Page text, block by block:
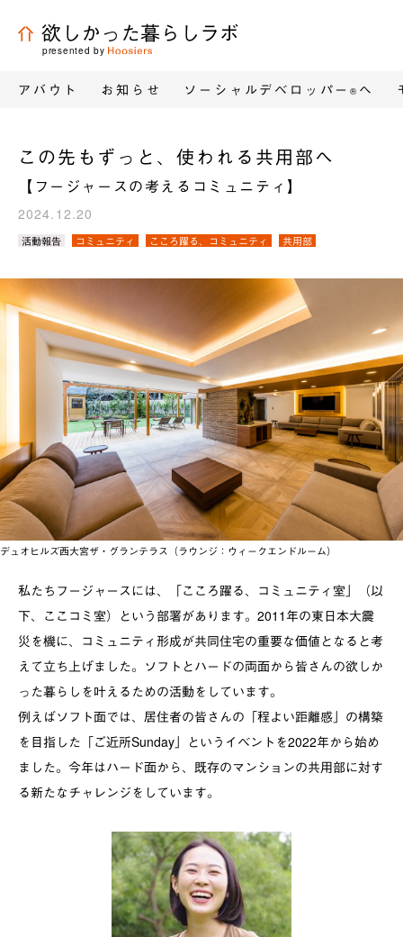
欲しかった暮らしラボ
presented by
アバウト お知らせ ソーシャルデベロッパー® へ
この先もずっと、使われる共用部へ
【フージャースの考えるコミュニティ】
2024.12.20
カ
／
タ
グ：
活動報告 コミュニティ こころ躍る、コミュニティ 共用部
デュオヒルズ西大宮ザ・グランテラス（ラウンジ：ウィークエンドルーム）
私たちフージャースには、「こころ躍る、コミュニティ室」（以
下、ここコミ室）という部署があります。 2011年の東日本大震
災を機に、コミュニティ形成が共同住宅の重要な価値となると考
えて立ち上げました。ソフトとハードの両面から皆さんの欲しか
った暮らしを叶えるための活動をしています。
例えばソフト面では、居住者の皆さんの「程よい距離感」の構築
を目指した「ご近所Sunday」というイベントを2022年から始め
ました。今年はハード面から、既存のマンションの共用部に対す
る新たなチャレンジをしています。